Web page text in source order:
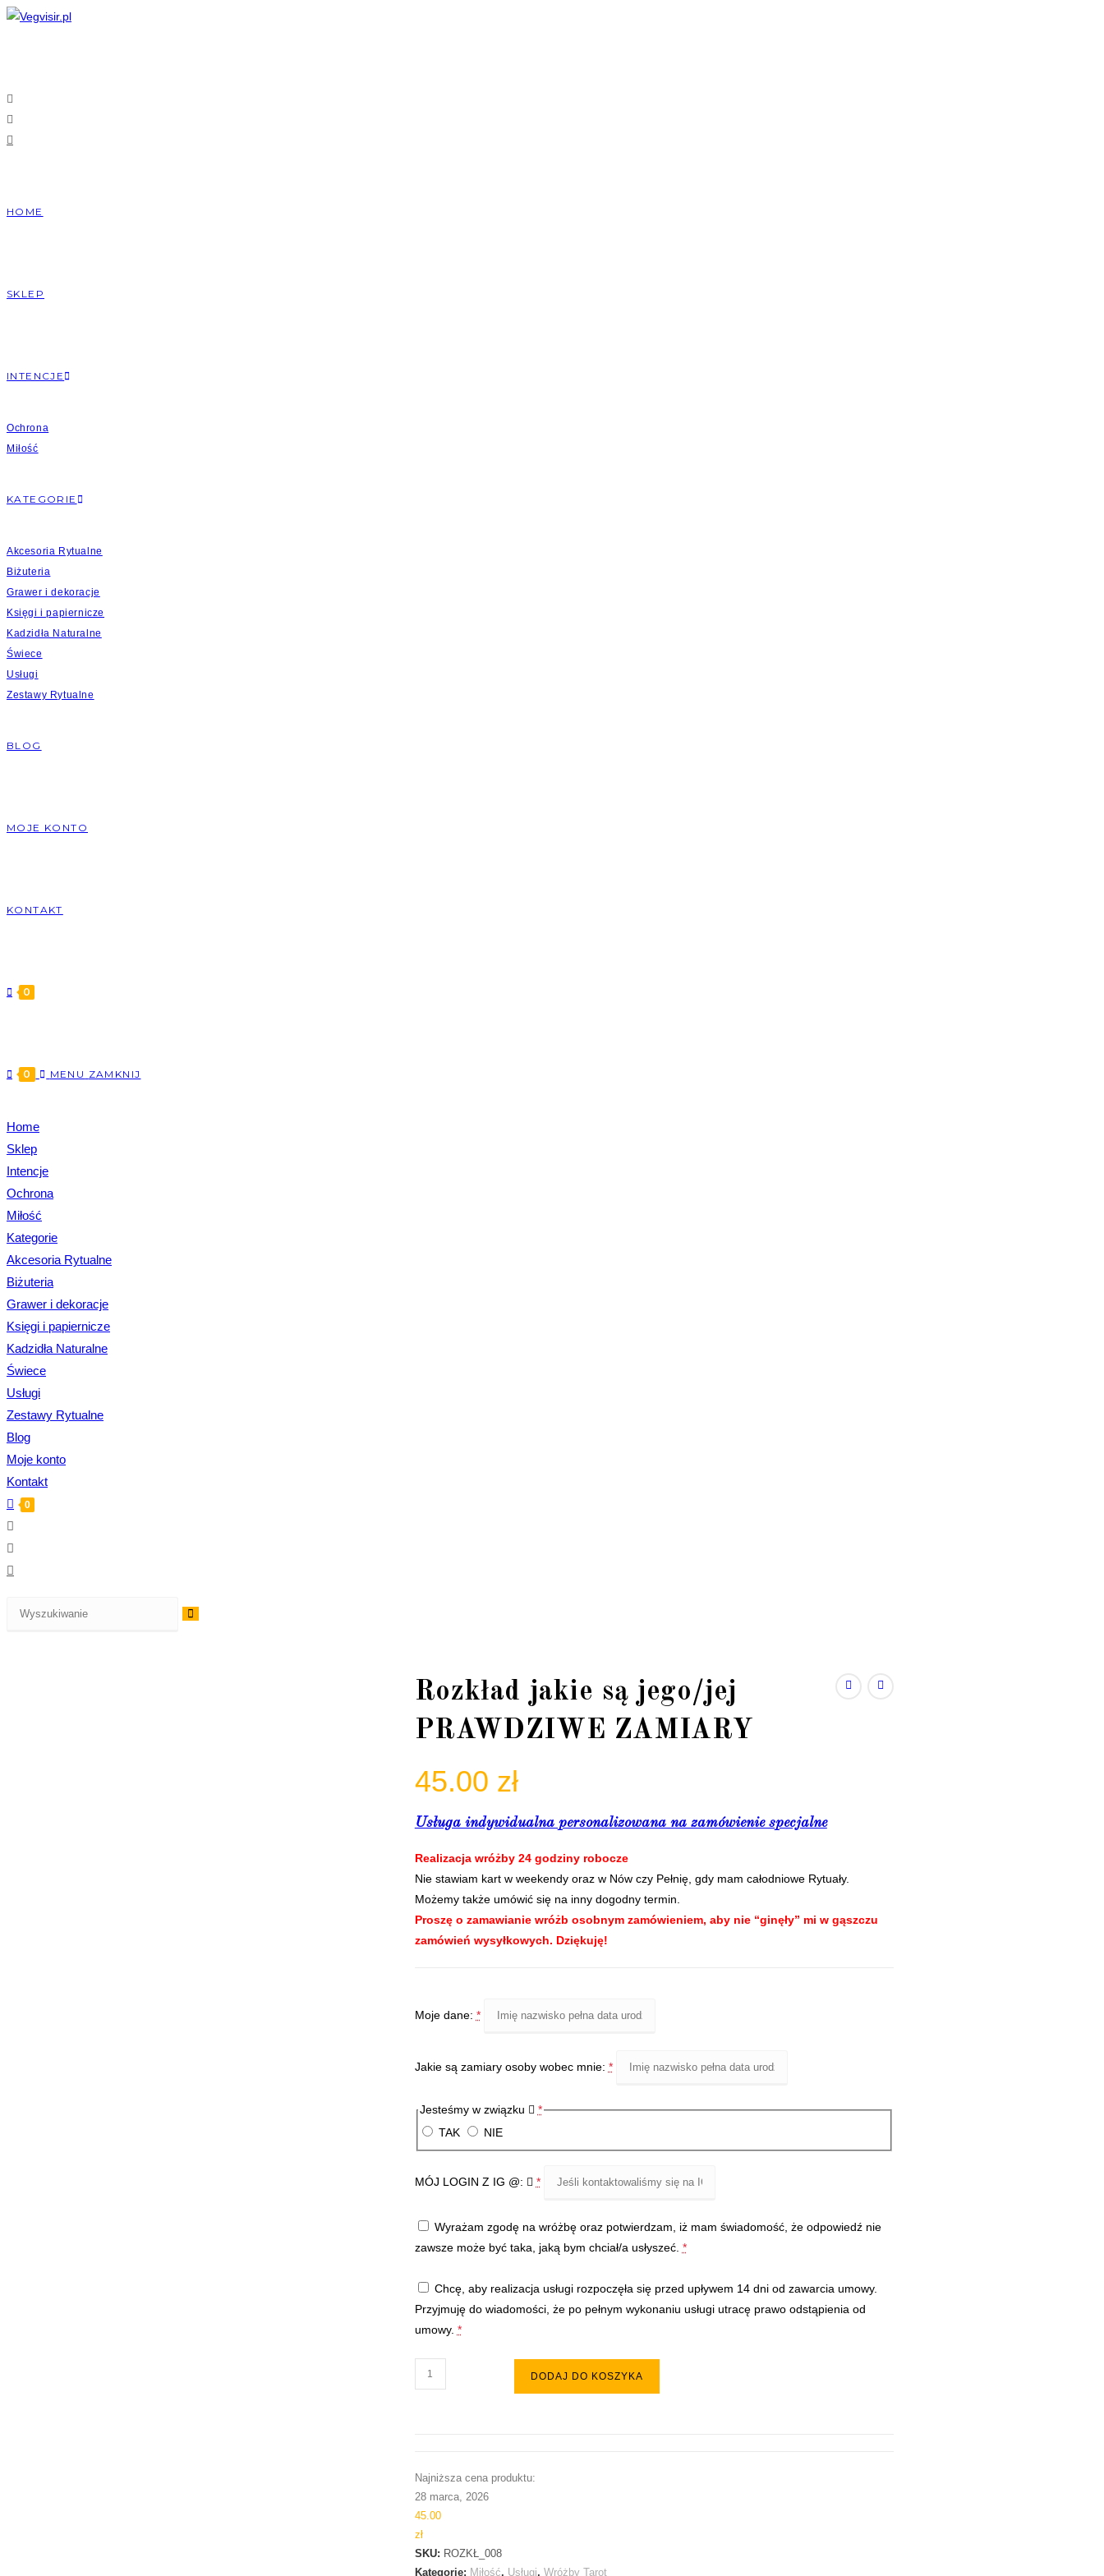
Skip
HOME
SKLEP
INTENCJE
Ochrona
Miłość
KATEGORIE
Akcesoria Rytualne
Biżuteria
Grawer i dekoracje
Księgi i papiernicze
Kadzidła Naturalne
Świece
Usługi
Zestawy Rytualne
BLOG
MOJE KONTO
KONTAKT
0
0 MENU ZAMKNIJ
Home
Sklep
Intencje
Ochrona
Miłość
Kategorie
Akcesoria Rytualne
Biżuteria
Grawer i dekoracje
Księgi i papiernicze
Kadzidła Naturalne
Świece
Usługi
Zestawy Rytualne
Blog
Moje konto
Kontakt
0
Rozkład jakie są jego/jej
PRAWDZIWE ZAMIARY
45.00 zł
Usługa indywidualna personalizowana na zamówienie specjalne
Realizacja wróżby 24 godziny robocze
Nie stawiam kart w weekendy oraz w Nów czy Pełnię, gdy mam całodniowe Rytuały.
Możemy także umówić się na inny dogodny termin.
Proszę o zamawianie wróżb osobnym zamówieniem, aby nie “ginęły” mi w gąszczu
zamówień wysyłkowych. Dziękuję!
Moje dane: *
Jakie są zamiary osoby wobec mnie: *
Jesteśmy w związku
*
TAK
NIE
MÓJ LOGIN Z IG @: *
Wyrażam zgodę na wróżbę oraz potwierdzam, iż mam świadomość, że odpowiedź nie
zawsze może być taka, jaką bym chciał/a usłyszeć. *
Chcę, aby realizacja usługi rozpoczęła się przed upływem 14 dni od zawarcia umowy.
Przyjmuję do wiadomości, że po pełnym wykonaniu usługi utracę prawo odstąpienia od
umowy. *
ilość
Rozkład
ZAMIARY
DODAJ DO KOSZYKA
Najniższa cena produktu:
28 marca, 2026
45.00
zł
SKU: ROZKŁ_008
Kategorie: Miłość, Usługi, Wróżby Tarot